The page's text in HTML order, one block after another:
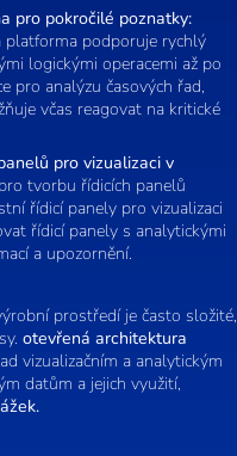
pro pokročilé poznatky:
platforma podporuje rychlý
logickými operacemi až po
pro analýzu časových řad,
včas reagovat na kritické
pro vizualizaci v
tvorbu řídicích panelů
řídicí panely pro vizualizaci
řídicí panely s analytickými
a upozornění.
prostředí je často složité,
otevřená architektura
vizualizačním a analytickým
datům a jejich využití,